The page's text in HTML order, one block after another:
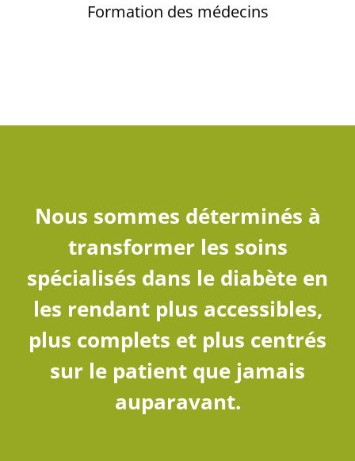
Formation des médecins
Nous sommes déterminés à
transformer les soins
spécialisés dans le diabète en
les rendant plus accessibles,
plus complets et plus centrés
sur le patient que jamais
auparavant.